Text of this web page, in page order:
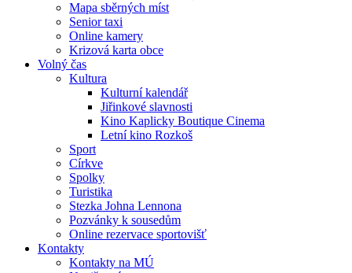
Mapa sběrných míst
Senior taxi
Online kamery
Krizová karta obce
Volný čas
Kultura
Kulturní kalendář
Jiřinkové slavnosti
Kino Kaplicky Boutique Cinema
Letní kino Rozkoš
Sport
Církve
Spolky
Turistika
Stezka Johna Lennona
Pozvánky k sousedům
Online rezervace sportovišť
Kontakty
Kontakty na MÚ